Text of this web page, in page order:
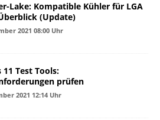
Lake: Kompatible Kühler für LGA
(Update)
2021 08:00 Uhr
Test Tools:
prüfen
2021 12:14 Uhr